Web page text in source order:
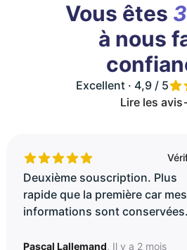
Vous êtes
à nous
Excellent · 4,9 / 5
Lire les avis
Deuxième souscription. Plus
rapide que la première car mes
informations sont conservées.
Pascal Lallemand, Il y a 2 mois